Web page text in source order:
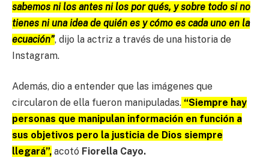
sabemos ni los antes ni los por qués, y sobre todo si no
tienes ni una idea de quién es y cómo es cada uno en la
ecuación”, dijo la actriz a través de una historia de
Instagram.
Además, dio a entender que las imágenes que
circularon de ella fueron manipuladas. “Siempre hay
personas que manipulan información en función a
sus objetivos pero la justicia de Dios siempre
llegará”, acotó Fiorella Cayo.